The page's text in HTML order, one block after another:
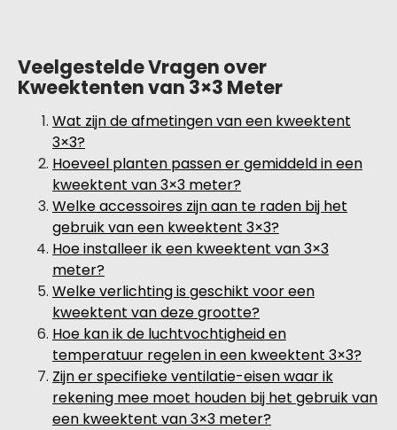
Veelgestelde Vragen over
Kweektenten van 3×3 Meter
Wat zijn de afmetingen van een kweektent
3×3?
Hoeveel planten passen er gemiddeld in een
kweektent van 3×3 meter?
Welke accessoires zijn aan te raden bij het
gebruik van een kweektent 3×3?
Hoe installeer ik een kweektent van 3×3
meter?
Welke verlichting is geschikt voor een
kweektent van deze grootte?
Hoe kan ik de luchtvochtigheid en
temperatuur regelen in een kweektent 3×3?
Zijn er specifieke ventilatie-eisen waar ik
rekening mee moet houden bij het gebruik van
een kweektent van 3×3 meter?